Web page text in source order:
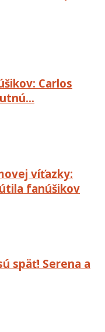
Carlos
víťazky:
fanúšikov
späť! Serena a